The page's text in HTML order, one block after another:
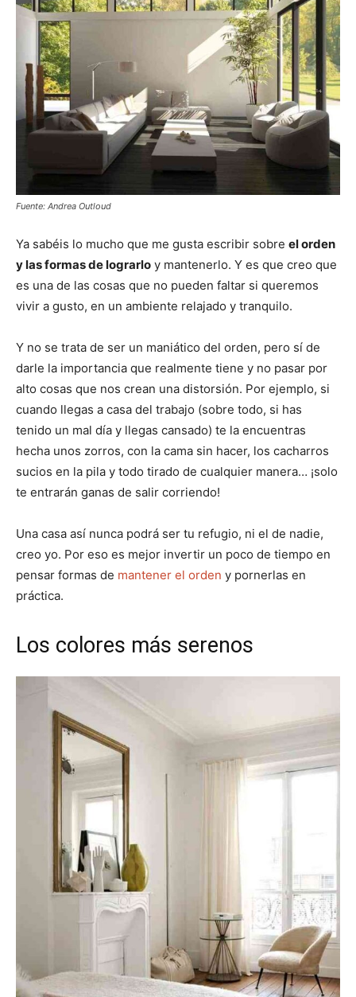
Fuente: Andrea Outloud
Ya sabéis lo mucho que me gusta escribir sobre el orden
y las formas de lograrlo y mantenerlo. Y es que creo que
es una de las cosas que no pueden faltar si queremos
vivir a gusto, en un ambiente relajado y tranquilo.
Y no se trata de ser un maniático del orden, pero sí de
darle la importancia que realmente tiene y no pasar por
alto cosas que nos crean una distorsión. Por ejemplo, si
cuando llegas a casa del trabajo (sobre todo, si has
tenido un mal día y llegas cansado) te la encuentras
hecha unos zorros, con la cama sin hacer, los cacharros
sucios en la pila y todo tirado de cualquier manera… ¡solo
te entrarán ganas de salir corriendo!
Una casa así nunca podrá ser tu refugio, ni el de nadie,
creo yo. Por eso es mejor invertir un poco de tiempo en
pensar formas de mantener el orden y pornerlas en
práctica.
Los colores más serenos